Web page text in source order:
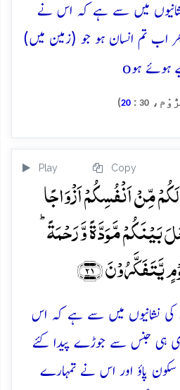
میں سے ہے کہ اس نے
اب تم انسان ہو جو (زمین میں)
ہوئے ہوo
30
:
20
)
Play Copy
مِّنۡ اَنۡفُسِکُمۡ اَزۡوَاجًا
بَیۡنَکُمۡ مَّوَدَّۃً وَّ رَحۡمَۃً
﴿۲۱﴾
کی نشانیوں میں سے ہے کہ اس
ہی جنس سے جوڑے پیدا کئے
پاؤ اور اس نے تمہارے